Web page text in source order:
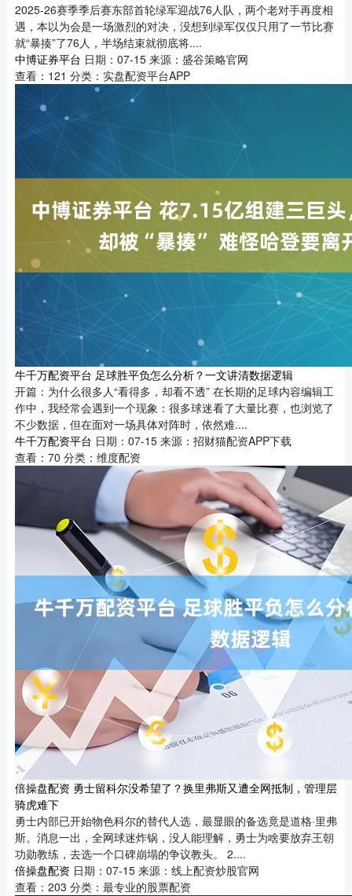
2025-26赛季季后赛东部首轮绿军迎战76人队，两个老对手再度相
遇，本以为会是一场激烈的对决，没想到绿军仅仅只用了一节比赛
就“暴揍”了76人，半场结束就彻底将....
中博证券平台 日期：07-15 来源：盛谷策略官网
查看： 121 分类： 实盘配资平台APP
牛千万配资平台 足球胜平负怎么分析？一文讲清数据逻辑
开篇：为什么很多人“看得多，却看不透” 在长期的足球内容编辑工
作中，我经常会遇到一个现象：很多球迷看了大量比赛，也浏览了
不少数据，但在面对一场具体对阵时，依然难....
牛千万配资平台 日期：07-15 来源：招财猫配资APP下载
查看： 70 分类： 维度配资
倍操盘配资 勇士留科尔没希望了？换里弗斯又遭全网抵制，管理层
骑虎难下
勇士内部已开始物色科尔的替代人选，最显眼的备选竟是道格·里弗
斯。消息一出，全网球迷炸锅，没人能理解，勇士为啥要放弃王朝
功勋教练，去选一个口碑崩塌的争议教头。 2....
倍操盘配资 日期：07-15 来源：线上配资炒股官网
查看： 203 分类： 最专业的股票配资